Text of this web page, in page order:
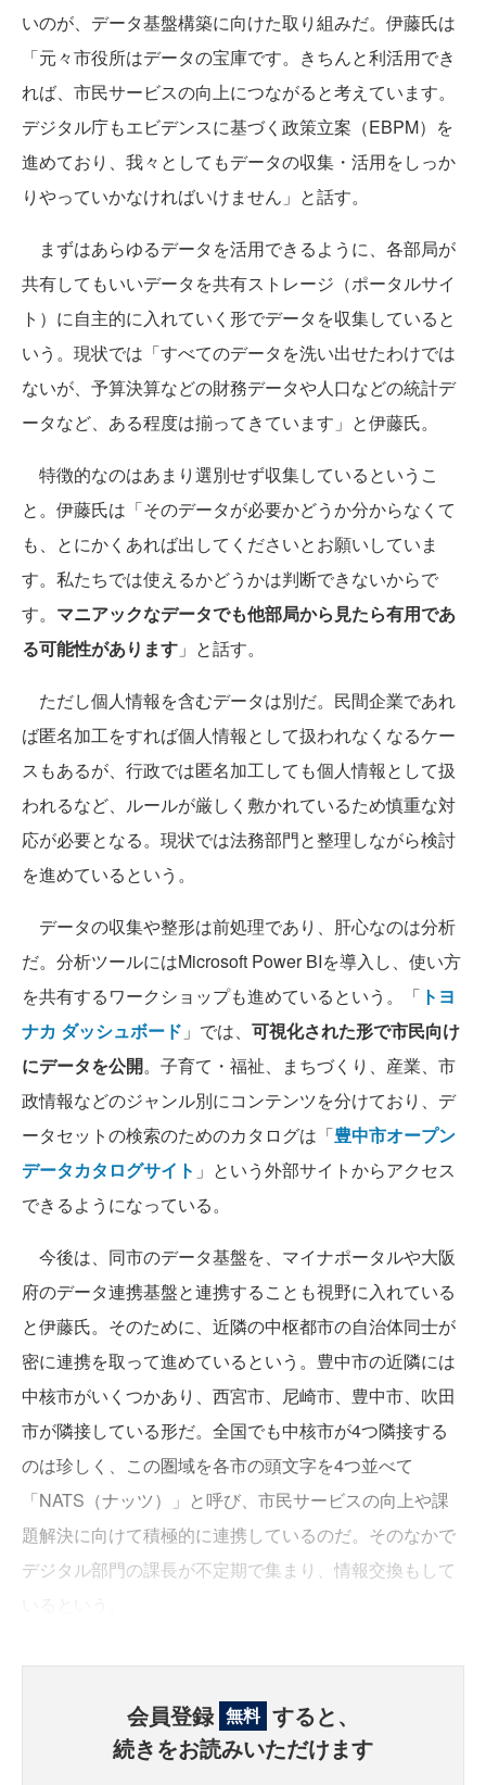
いのが、データ基盤構築に向けた取り組みだ。伊藤氏は
「元々市役所はデータの宝庫です。きちんと利活用でき
れば、市民サービスの向上につながると考えています。
デジタル庁もエビデンスに基づく政策立案（EBPM）を
進めており、我々としてもデータの収集・活用をしっか
りやっていかなければいけません」と話す。
まずはあらゆるデータを活用できるように、各部局が
共有してもいいデータを共有ストレージ（ポータルサイ
ト）に自主的に入れていく形でデータを収集していると
いう。現状では「すべてのデータを洗い出せたわけでは
ないが、予算決算などの財務データや人口などの統計デ
ータなど、ある程度は揃ってきています」と伊藤氏。
特徴的なのはあまり選別せず収集しているというこ
と。伊藤氏は「そのデータが必要かどうか分からなくて
も、とにかくあれば出してくださいとお願いしていま
す。私たちでは使えるかどうかは判断できないからで
す。 マニアックなデータでも他部局から見たら有用であ
る可能性があります 」と話す。
ただし個人情報を含むデータは別だ。民間企業であれ
ば匿名加工をすれば個人情報として扱われなくなるケー
スもあるが、行政では匿名加工しても個人情報として扱
われるなど、ルールが厳しく敷かれているため慎重な対
応が必要となる。現状では法務部門と整理しながら検討
を進めているという。
データの収集や整形は前処理であり、肝心なのは分析
だ。分析ツールにはMicrosoft Power BIを導入し、使い方
を共有するワークショップも進めているという。「 トヨ
ナカ ダッシュボード 」では、 可視化された形で市民向け
にデータを公開。子育て・福祉、まちづくり、産業、市
政情報などのジャンル別にコンテンツを分けており、デ
ータセットの検索のためのカタログは「豊中市オープン
データカタログサイト 」という外部サイトからアクセス
できるようになっている。
今後は、同市のデータ基盤を、マイナポータルや大阪
府のデータ連携基盤と連携することも視野に入れている
と伊藤氏。そのために、近隣の中枢都市の自治体同士が
密に連携を取って進めているという。豊中市の近隣には
中核市がいくつかあり、西宮市、尼崎市、豊中市、吹田
市が隣接している形だ。全国でも中核市が4つ隣接する
のは珍しく、この圏域を各市の頭文字を4つ並べて
「NATS（ナッツ）」と呼び、市民サービスの向上や課
題解決に向けて積極的に連携しているのだ。そのなかで
デジタル部門の課長が不定期で集まり、情報交換もして
会員登録 無料 すると、
続きをお読みいただけます